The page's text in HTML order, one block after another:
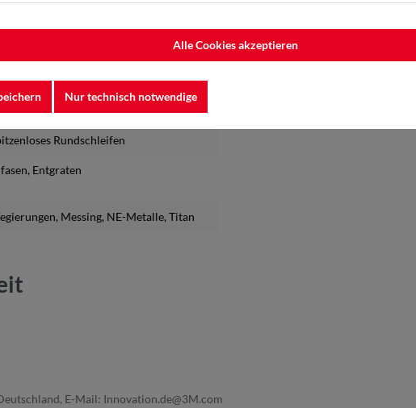
Rundschleifen
, Entgraten
, Messing, NE-Metalle, Titan
E-Mail: Innovation.de@3M.com
Alle Cookies akzeptieren
Nur technisch notwendige